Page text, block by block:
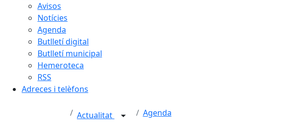
Avisos
Notícies
Agenda
Butlletí digital
Butlletí municipal
Hemeroteca
RSS
Adreces i telèfons
Actualitat Agenda